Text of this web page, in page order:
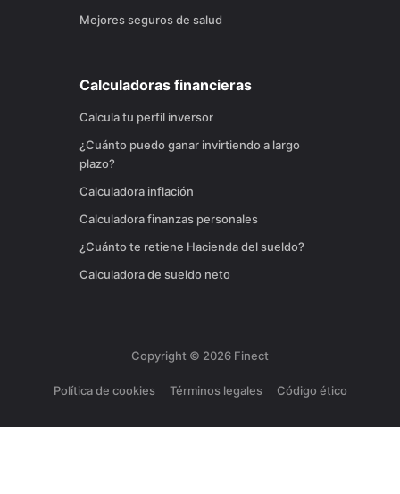
Mejores seguros de salud
Calculadoras financieras
Calcula tu perfil inversor
¿Cuánto puedo ganar invirtiendo a largo
plazo?
Calculadora inflación
Calculadora finanzas personales
¿Cuánto te retiene Hacienda del sueldo?
Calculadora de sueldo neto
Copyright © 2026 Finect
Política de cookies Términos legales Código ético